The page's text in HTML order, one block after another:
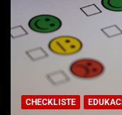
CHECKLISTE